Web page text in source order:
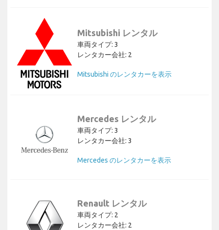
Mitsubishi レンタル
車両タイプ: 3
レンタカー会社: 2
Mitsubishi のレンタカーを表示
Mercedes レンタル
車両タイプ: 3
レンタカー会社: 3
Mercedes のレンタカーを表示
Renault レンタル
車両タイプ: 2
レンタカー会社: 2